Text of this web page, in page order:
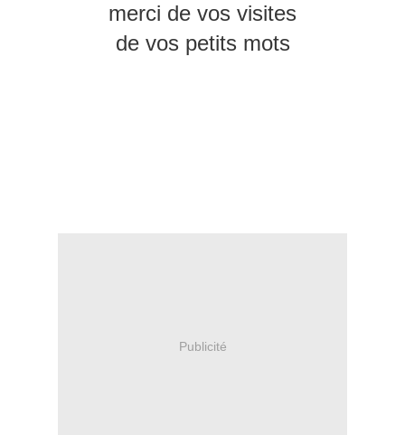
merci de vos visites
de vos petits mots
Publicité